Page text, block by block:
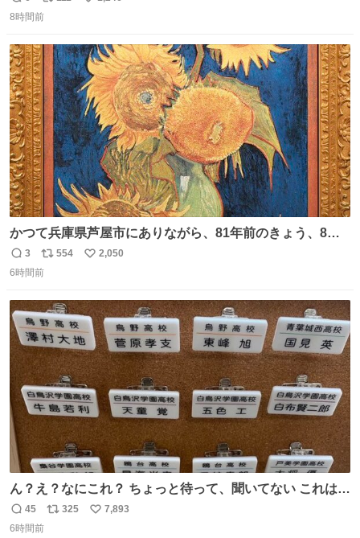
返
信
リ
ポ
ト
数
い
数
8時間前
かつて兵庫県芦屋市にありながら、81年前のきょう、8月6
日の阪神大空襲の折に残念ながら焼失した、 #ゴッホ の幻
の「 #ヒマワリ 」。 当館は、東京都にある武者小路実篤記
り陶板で原寸大に再現し、2014年より展示しています。 #
大塚国際美術館
返
信
3
リ
ポ
ト
数
554
い
数
2,050
6時間前
ん？え？なにこれ？ ちょっと待って、聞いてない これは販
売されているのもですか？
返
信
45
リ
325
い
7,893
6時間前